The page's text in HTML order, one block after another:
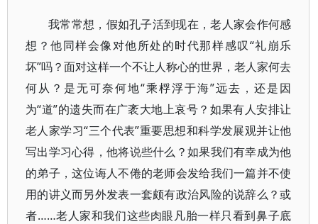
我常常想，假如孔子活到现在，老人家会作何感
想？他同样会像对他所处的时代那样感叹“礼崩乐
坏”吗？面对这样一个不让人称心的世界，老人家何去
何从？是无可奈何地“乘桴浮于海”远去，还是因
为“道”的遗失而在广袤大地上哀号？如果有人安排让
老人家学习“三个代表”重要思想和科学发展观并让他
写出学习心得，他将说些什么？如果我们有幸成为他
的弟子，这位诲人不倦的老师会发给我们一篇并不使
用的讲义而另外发表一套颇有政治风险的说辞么？或
者……老人家和我们这些肉眼凡胎一样只看到鼻子底